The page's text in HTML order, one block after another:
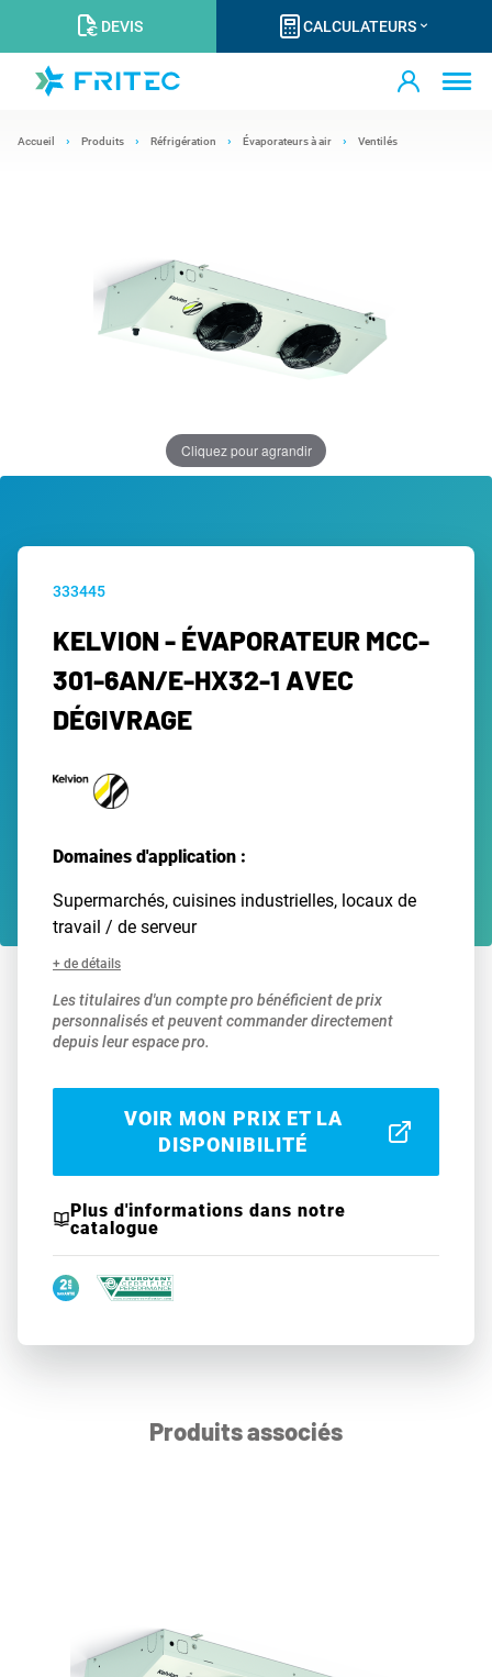
DEVIS CALCULATEURS
Accueil Produits Réfrigération Évaporateurs à air Ventilés
Cliquez pour agrandir
333445
KELVION - ÉVAPORATEUR MCC-
301-6AN/E-HX32-1 AVEC
DÉGIVRAGE
Domaines d'application :
Supermarchés, cuisines industrielles, locaux de
travail / de serveur
+ de détails
Les titulaires d'un compte pro bénéficient de prix
personnalisés et peuvent commander directement
depuis leur espace pro.
VOIR MON PRIX ET LA
DISPONIBILITÉ
Plus d'informations dans notre
catalogue
Produits associés